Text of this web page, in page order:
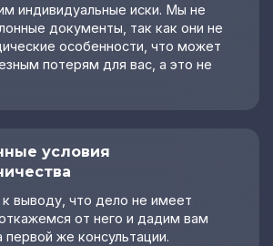
индивидуальные иски. Мы не
документы, так как они не
особенности, что может
потерям для вас, а это не
условия
выводу, что дело не имеет
от него и дадим вам
первой же консультации.